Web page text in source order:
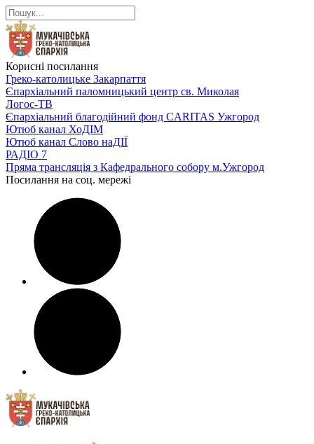
Корисні посилання
Греко-католицьке Закарпаття
Єпархіальний паломницький центр св. Миколая
Логос-ТВ
Єпархіальний благодійний фонд CARITAS Ужгород
Ютюб канал ХоДІМ
Ютюб канал Слово наДІЇ
РАДІО 7
Пряма трансляція з Кафедрального собору м.Ужгород
Посилання на соц. мережі